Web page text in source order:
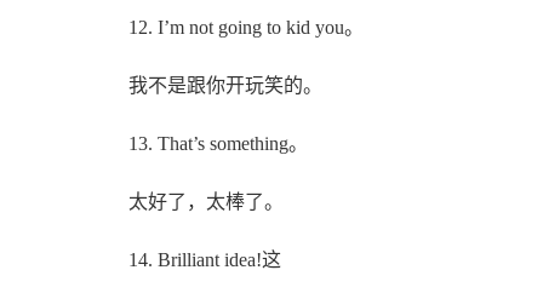
12. I’m not going to kid you。
我不是跟你开玩笑的。
13. That’s something。
太好了，太棒了。
14. Brilliant idea!这